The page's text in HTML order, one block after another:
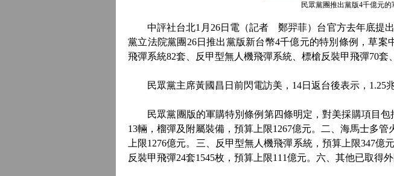
民眾黨團推出黨版4千億元
中評社台北1月26日電（記者 鄭羿菲）台官方去年底提出
黨立法院黨團26日推出黨版新台幣4千億元的特別條例，草
飛彈系統82套、反甲型無人機飛彈系統、標槍反裝甲飛彈70套
民眾黨主席黃國昌日前閃電訪美，14日返台後表示，1.25兆
民眾黨團版的軍購特別條例第四條明定，對美採購項目包
13輛，榴彈及附屬裝備，預算上限1267億元。二、海馬士多
上限1276億元。三、反甲型無人機飛彈系統，預算上限347
反裝甲飛彈24套1545枚，預算上限111億元。六、其他已取得